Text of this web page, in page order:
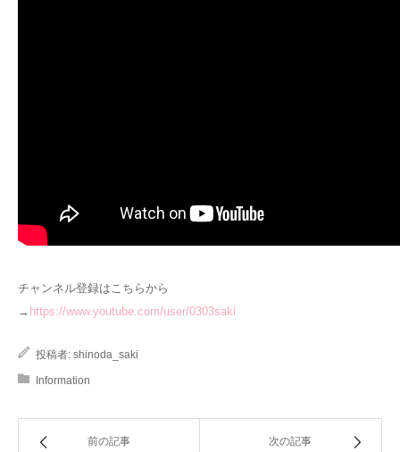
チャンネル登録はこちらから
→ https://www.youtube.com/user/0303saki
投稿者: shinoda_saki
Information
前の記事 次の記事